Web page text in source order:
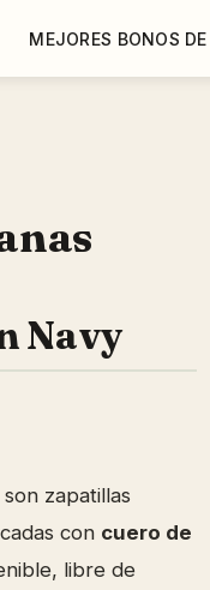
MEJORES BONOS
Navy
son zapatillas
con cuero de
libre de